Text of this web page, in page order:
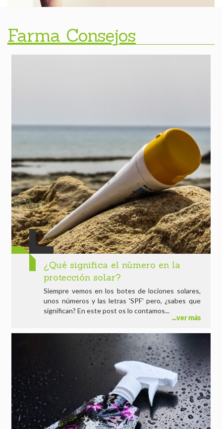
Farma Consejos
¿Qué significa el número en la
protección solar?
Siempre vemos en los botes de lociones solares,
unos números y las letras 'SPF' pero, ¿sabes que
significan? En este post os lo contamos...
ver más